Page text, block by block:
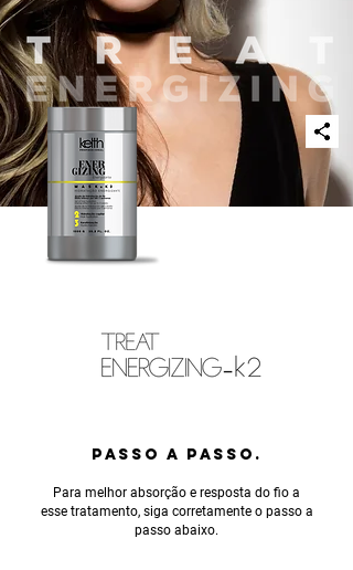
PASSO A PASSO.
Para melhor absorção e resposta do fio a
esse tratamento, siga corretamente o passo a
passo abaixo.